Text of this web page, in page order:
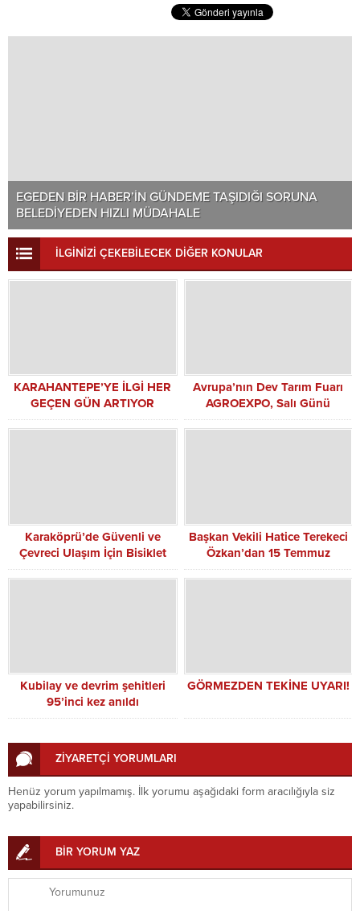
EGEDEN BİR HABER’İN GÜNDEME TAŞIDIĞI SORUNA
BELEDİYEDEN HIZLI MÜDAHALE
İLGİNİZİ ÇEKEBİLECEK DİĞER KONULAR
KARAHANTEPE’YE İLGİ HER
GEÇEN GÜN ARTIYOR
Avrupa’nın Dev Tarım Fuarı
AGROEXPO, Salı Günü
Ziyaretçileriyle Buluşuyor
Karaköprü’de Güvenli ve
Çevreci Ulaşım İçin Bisiklet
Yolları Yapılıyor
Başkan Vekili Hatice Terekeci
Özkan’dan 15 Temmuz
Demokrasi ve Milli Birlik Günü
Kubilay ve devrim şehitleri
95’inci kez anıldı
GÖRMEZDEN TEKİNE UYARI!
ZİYARETÇİ YORUMLARI
Henüz yorum yapılmamış. İlk yorumu aşağıdaki form aracılığıyla siz
yapabilirsiniz.
BİR YORUM YAZ